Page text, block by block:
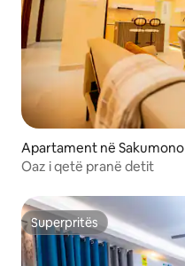
Apartament në Sakumono
Oaz i qetë pranë detit
Superpritës
Superpritës